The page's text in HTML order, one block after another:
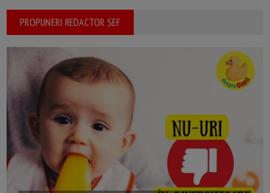
PROPUNERI REDACTOR SEF